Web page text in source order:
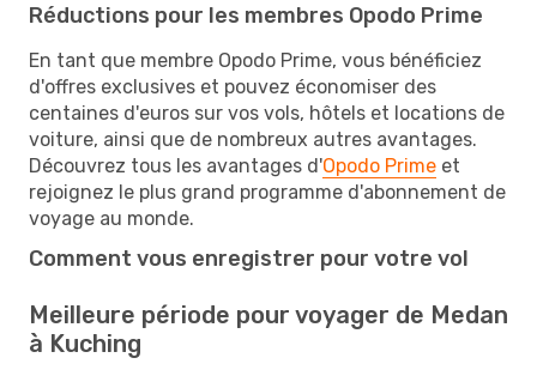
Réductions pour les membres Opodo Prime
En tant que membre Opodo Prime, vous bénéficiez
d'offres exclusives et pouvez économiser des
centaines d'euros sur vos vols, hôtels et locations de
voiture, ainsi que de nombreux autres avantages.
Découvrez tous les avantages d'Opodo Prime et
rejoignez le plus grand programme d'abonnement de
voyage au monde.
Comment vous enregistrer pour votre vol
Meilleure période pour voyager de Medan
à Kuching